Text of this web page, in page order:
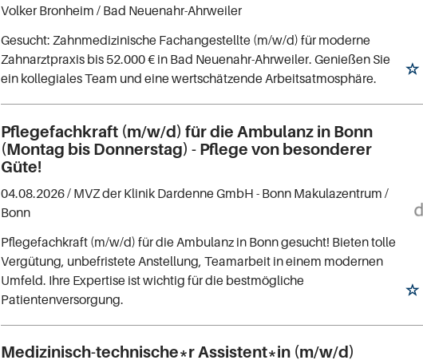
Volker Bronheim / Bad Neuenahr-Ahrweiler
Gesucht: Zahnmedizinische Fachangestellte (m/w/d) für moderne
Zahnarztpraxis bis 52.000 € in Bad Neuenahr-Ahrweiler. Genießen Sie
ein kollegiales Team und eine wertschätzende Arbeitsatmosphäre.
Pflegefachkraft (m/w/d) für die Ambulanz in Bonn
(Montag bis Donnerstag) - Pflege von besonderer
Güte!
04.08.2026 / MVZ der Klinik Dardenne GmbH - Bonn Makulazentrum /
Bonn
Pflegefachkraft (m/w/d) für die Ambulanz in Bonn gesucht! Bieten tolle
Vergütung, unbefristete Anstellung, Teamarbeit in einem modernen
Umfeld. Ihre Expertise ist wichtig für die bestmögliche
Patientenversorgung.
Medizinisch-technische*r Assistent*in (m/w/d)